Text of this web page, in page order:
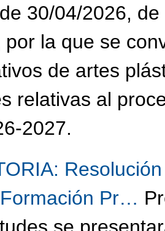
30/04/2026,
por la que se
de artes
relativas al
2027.
Pr…